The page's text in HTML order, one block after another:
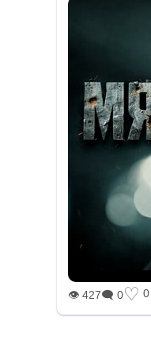
👁 427🗨 0♡ 0